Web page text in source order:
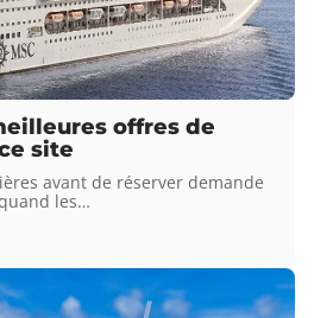
offres de
site
avant de réserver demande
les…